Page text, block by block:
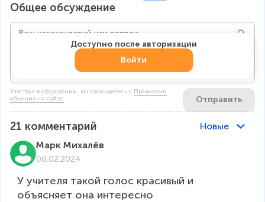
Общее обсуждение
Участвуя в обсуждении, вы соглашаетесь c Правилами
общения на сайте.
Отправить
Доступно после авторизации
Войти
21 комментарий
Новые
Марк Михалёв
06.02.2024
У учителя такой голос красивый и
объясняет она интересно